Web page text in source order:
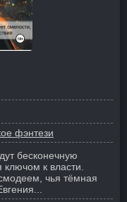
фэнтези
бесконечную
к власти.
чья тёмная